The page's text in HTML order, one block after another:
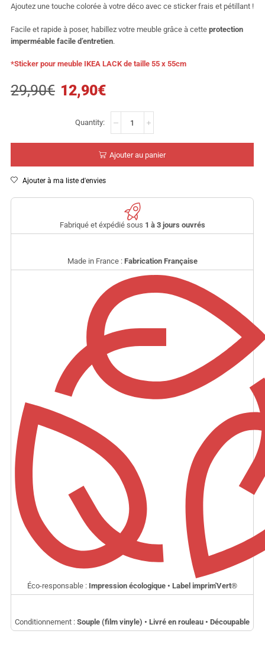
Ajoutez une touche colorée à votre déco avec ce sticker frais et pétillant !
Facile et rapide à poser, habillez votre meuble grâce à cette protection
imperméable facile d’entretien.
*Sticker pour meuble IKEA LACK de taille 55 x 55cm
29,90€ 12,90€
Ajouter au panier
Ajouter à ma liste d'envies
Fabriqué et éxpédié sous 1 à 3 jours ouvrés
Made in France : Fabrication Française
Éco-responsable : Impression écologique • Label imprim'Vert®
Conditionnement : Souple (film vinyle) • Livré en rouleau • Découpable